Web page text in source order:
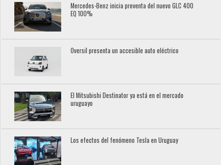
Mercedes-Benz inicia preventa del nuevo GLC 400
EQ 100%
Oversil presenta un accesible auto eléctrico
El Mitsubishi Destinator ya está en el mercado
uruguayo
Los efectos del fenómeno Tesla en Uruguay